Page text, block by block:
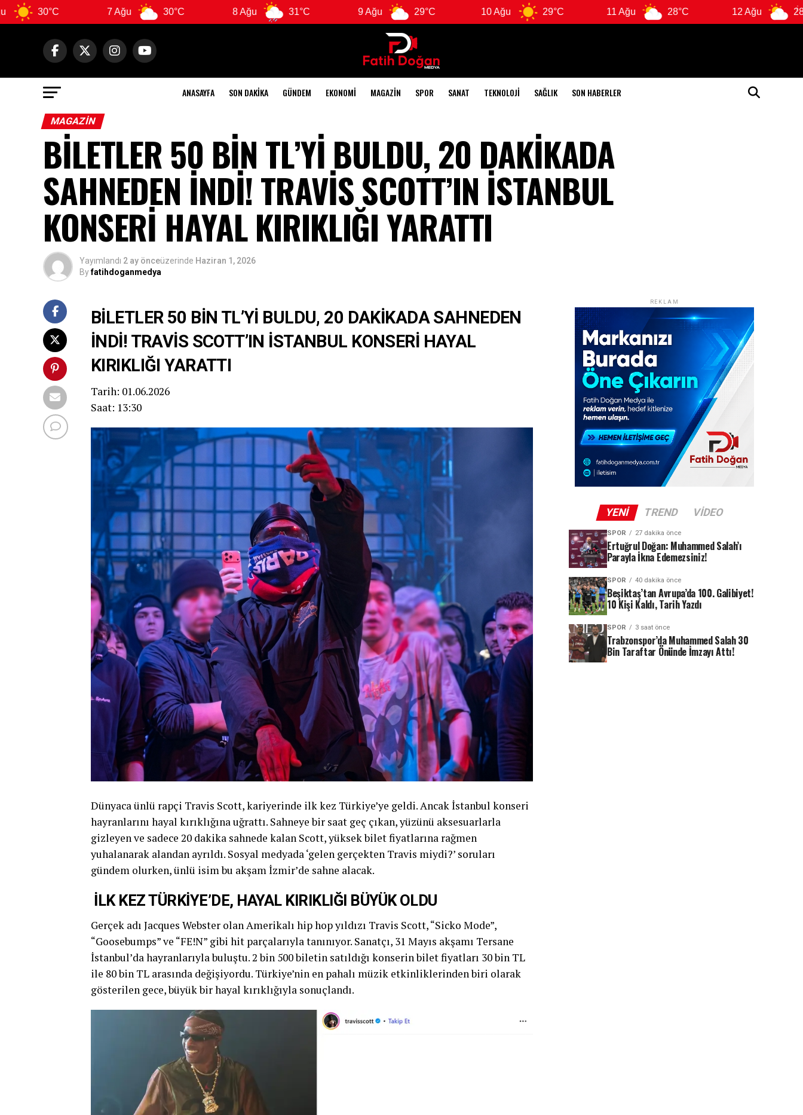
7 Ağu 30°C 8 Ağu 31°C 9 Ağu 29°C 10 Ağu 29°C 11 Ağu 28°C 12 Ağu 28°C
ANASAYFA SON DAKIKA GÜNDEM EKONOMI MAGAZIN SPOR SANAT TEKNOLOJI SAĞLIK SON HABERLER
MAGAZIN
BİLETLER 50 BİN TL’Yİ BULDU, 20 DAKİKADA
SAHNEDEN İNDİ! TRAVİS SCOTT’IN İSTANBUL
KONSERİ HAYAL KIRIKLIĞI YARATTI
Yayımlandı 2 ay önceüzerinde Haziran 1, 2026
Byfatihdoganmedya
BİLETLER 50 BİN TL’Yİ BULDU, 20 DAKİKADA SAHNEDEN
İNDİ! TRAVİS SCOTT’IN İSTANBUL KONSERİ HAYAL
KIRIKLIĞI YARATTI
Tarih: 01.06.2026
Saat: 13:30
Dünyaca ünlü rapçi Travis Scott, kariyerinde ilk kez Türkiye’ye geldi. Ancak İstanbul konseri
hayranlarını hayal kırıklığına uğrattı. Sahneye bir saat geç çıkan, yüzünü aksesuarlarla
gizleyen ve sadece 20 dakika sahnede kalan Scott, yüksek bilet fiyatlarına rağmen
yuhalanarak alandan ayrıldı. Sosyal medyada ‘gelen gerçekten Travis miydi?’ soruları
gündem olurken, ünlü isim bu akşam İzmir’de sahne alacak.
İLK KEZ TÜRKİYE’DE, HAYAL KIRIKLIĞI BÜYÜK OLDU
Gerçek adı Jacques Webster olan Amerikalı hip hop yıldızı Travis Scott, “Sicko Mode”,
“Goosebumps” ve “FE!N” gibi hit parçalarıyla tanınıyor. Sanatçı, 31 Mayıs akşamı Tersane
İstanbul’da hayranlarıyla buluştu. 2 bin 500 biletin satıldığı konserin bilet fiyatları 30 bin TL
ile 80 bin TL arasında değişiyordu. Türkiye’nin en pahalı müzik etkinliklerinden biri olarak
gösterilen gece, büyük bir hayal kırıklığıyla sonuçlandı.
REKLAM
YENI TREND VIDEO
SPOR 27 dakika önce
Ertuğrul Doğan: Muhammed Salah’ı
Parayla İkna Edemezsiniz!
SPOR 40 dakika önce
Beşiktaş’tan Avrupa’da 100. Galibiyet!
10 Kişi Kaldı, Tarih Yazdı
SPOR 3 saat önce
Trabzonspor’da Muhammed Salah 30
Bin Taraftar Önünde İmzayı Attı!